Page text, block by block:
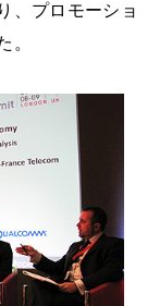
、プロモーショ
。